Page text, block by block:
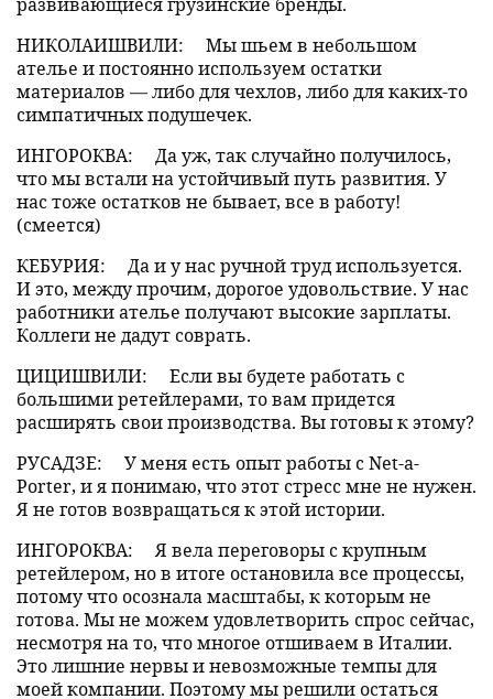
НИКОЛАИШВИЛИ:
Мы шьем в небольшом
ателье и постоянно используем остатки
материалов — либо для чехлов, либо для каких-то
симпатичных подушечек.
ИНГОРОКВА:
Да уж, так случайно получилось,
что мы встали на устойчивый путь развития. У
нас тоже остатков не бывает, все в работу!
(смеется)
КЕБУРИЯ:
Да и у нас ручной труд используется.
И это, между прочим, дорогое удовольствие. У нас
работники ателье получают высокие зарплаты.
Коллеги не дадут соврать.
ЦИЦИШВИЛИ:
Если вы будете работать с
большими ретейлерами, то вам придется
расширять свои производства. Вы готовы к этому?
РУСАДЗЕ:
У меня есть опыт работы с Net-a-
Porter, и я понимаю, что этот стресс мне не нужен.
Я не готов возвращаться к этой истории.
ИНГОРОКВА:
Я вела переговоры с крупным
ретейлером, но в итоге остановила все процессы,
потому что осознала масштабы, к которым не
готова. Мы не можем удовлетворить спрос сейчас,
несмотря на то, что многое отшиваем в Италии.
Это лишние нервы и невозможные темпы для
моей компании. Поэтому мы решили остаться